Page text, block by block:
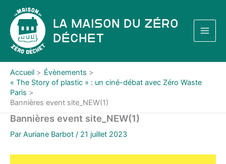
contenu
La Maison du Zéro
Déchet
Accueil
Évènements
« The Story of plastic » : un ciné-débat avec Zéro Waste
Paris
Bannières event site_NEW(1)
Bannières event site_NEW(1)
Par Auriane Barbot / 21 juillet 2023